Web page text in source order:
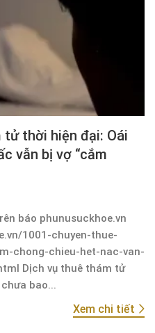
tử thời hiện đại: Oái
vẫn bị vợ “cắm
báo phunusuckhoe.vn
1001-chuyen-thue-
chong-chieu-het-nac-van-
Dịch vụ thuê thám tử
bao...
Xem chi tiết